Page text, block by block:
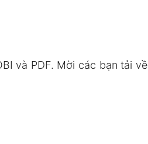
và PDF. Mời các bạn tải về